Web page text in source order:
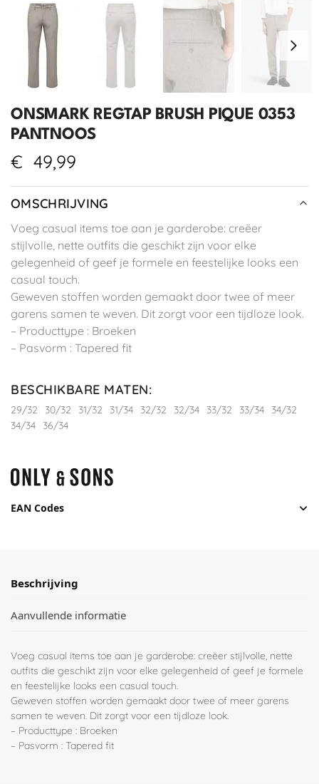
ONSMARK REGTAP BRUSH PIQUE 0353
PANTNOOS
€ 49,99
OMSCHRIJVING
Voeg casual items toe aan je garderobe: creëer
stijlvolle, nette outfits die geschikt zijn voor elke
gelegenheid of geef je formele en feestelijke looks een
casual touch.
Geweven stoffen worden gemaakt door twee of meer
garens samen te weven. Dit zorgt voor een tijdloze look.
– Producttype : Broeken
– Pasvorm : Tapered fit
BESCHIKBARE MATEN:
29/32 30/32 31/32 31/34 32/32 32/34 33/32 33/34
34/32
34/34
36/34
EAN Codes
Beschrijving
Aanvullende informatie
Voeg casual items toe aan je garderobe: creëer stijlvolle, nette
outfits die geschikt zijn voor elke gelegenheid of geef je formele
en feestelijke looks een casual touch.
Geweven stoffen worden gemaakt door twee of meer garens
samen te weven. Dit zorgt voor een tijdloze look.
– Producttype : Broeken
– Pasvorm : Tapered fit